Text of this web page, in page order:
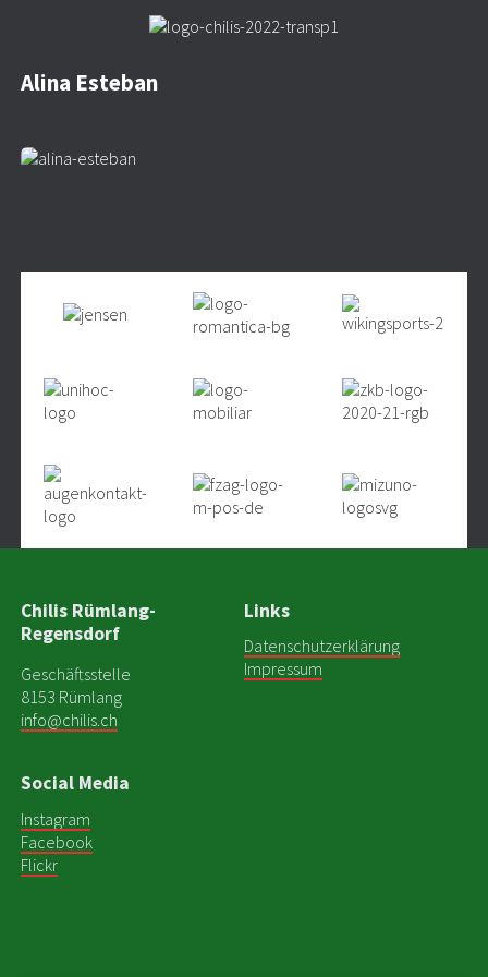
Alina Esteban
Chilis Rümlang-
Regensdorf
Geschäftsstelle
8153 Rümlang
info@chilis.ch
Links
Datenschutzerklärung
Impressum
Social Media
Instagram
Facebook
Flickr